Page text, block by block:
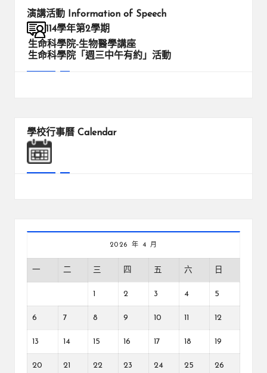
演講活動 Information of Speech
114學年第2學期
生命科學院-生物醫學講座
生命科學院「週三中午有約」活動
學校行事曆 Calendar
2026 年 4 月
一 二 三 四 五 六 日
2 3 4 5
6 7 8 9 10 12
13 14 15 16 17 18 19
20 21 22 23 24 25 26